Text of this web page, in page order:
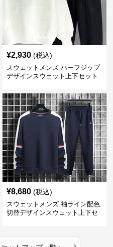
¥2,930 (税込)
スウェットメンズ ハーフジップ
デザインスウェット上下セット
¥8,680 (税込)
スウェットメンズ 袖ライン配色
切替デザインスウェット上下セ